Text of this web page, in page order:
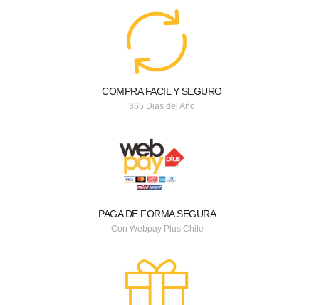
COMPRA FACIL Y SEGURO
365 Dias del Año
PAGA DE FORMA SEGURA
Con Webpay Plus Chile